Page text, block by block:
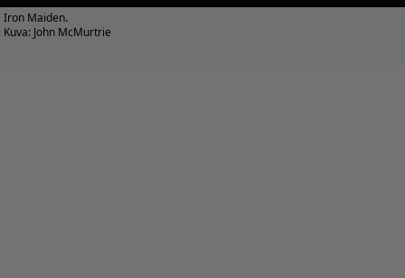
Iron Maiden.
Kuva: John McMurtrie